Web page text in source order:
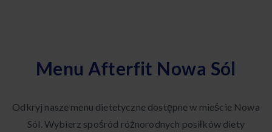
Menu Afterfit Nowa Sól
Odkryj nasze menu dietetyczne dostępne w mieście Nowa
Sól. Wybierz spośród różnorodnych posiłków diety